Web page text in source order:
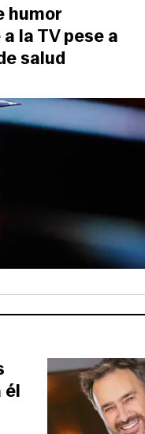
humor
la TV pese a
salud
él